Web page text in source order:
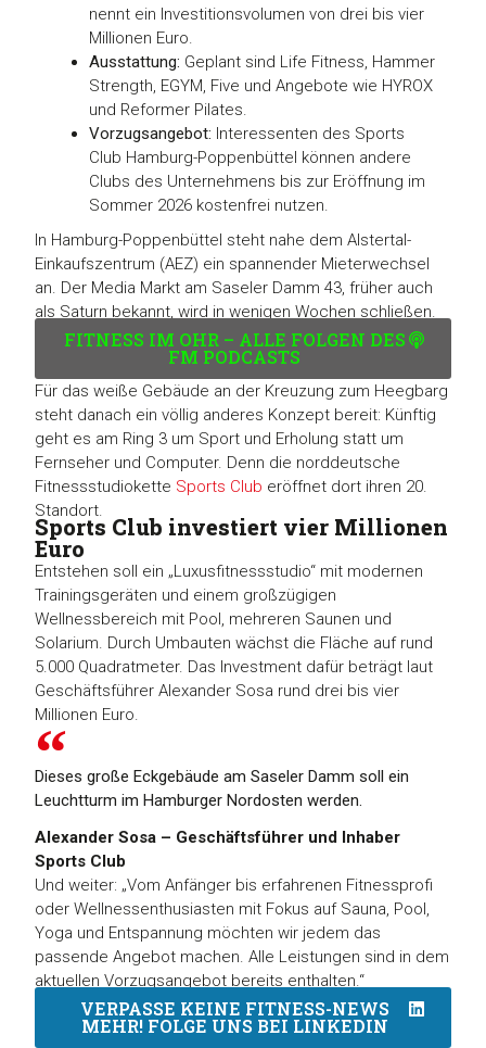
nennt ein Investitionsvolumen von drei bis vier
Millionen Euro.
Ausstattung: Geplant sind Life Fitness, Hammer
Strength, EGYM, Five und Angebote wie HYROX
und Reformer Pilates.
Vorzugsangebot: Interessenten des Sports
Club Hamburg-Poppenbüttel können andere
Clubs des Unternehmens bis zur Eröffnung im
Sommer 2026 kostenfrei nutzen.
In Hamburg-Poppenbüttel steht nahe dem Alstertal-
Einkaufszentrum (AEZ) ein spannender Mieterwechsel
an. Der Media Markt am Saseler Damm 43, früher auch
als Saturn bekannt, wird in wenigen Wochen schließen.
FITNESS IM OHR – ALLE FOLGEN DES
FM PODCASTS
Für das weiße Gebäude an der Kreuzung zum Heegbarg
steht danach ein völlig anderes Konzept bereit: Künftig
geht es am Ring 3 um Sport und Erholung statt um
Fernseher und Computer. Denn die norddeutsche
Fitnessstudiokette Sports Club eröffnet dort ihren 20.
Standort.
Sports Club investiert vier Millionen
Euro
Entstehen soll ein „Luxusfitnessstudio“ mit modernen
Trainingsgeräten und einem großzügigen
Wellnessbereich mit Pool, mehreren Saunen und
Solarium. Durch Umbauten wächst die Fläche auf rund
5.000 Quadratmeter. Das Investment dafür beträgt laut
Geschäftsführer Alexander Sosa rund drei bis vier
Millionen Euro.
Dieses große Eckgebäude am Saseler Damm soll ein
Leuchtturm im Hamburger Nordosten werden.
Alexander Sosa – Geschäftsführer und Inhaber
Sports Club
Und weiter: „Vom Anfänger bis erfahrenen Fitnessprofi
oder Wellnessenthusiasten mit Fokus auf Sauna, Pool,
Yoga und Entspannung möchten wir jedem das
passende Angebot machen. Alle Leistungen sind in dem
aktuellen Vorzugsangebot bereits enthalten.“
VERPASSE KEINE FITNESS-NEWS
MEHR! FOLGE UNS BEI LINKEDIN